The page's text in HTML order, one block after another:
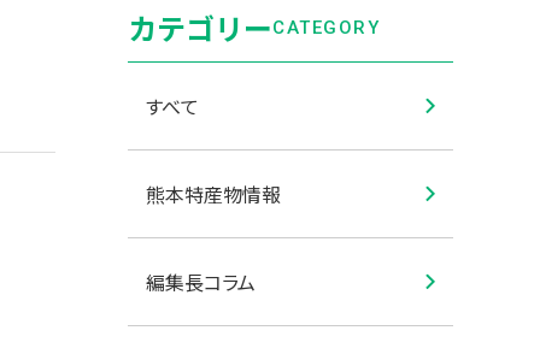
カテゴリーCATEGORY
すべて
熊本特産物情報
編集長コラム